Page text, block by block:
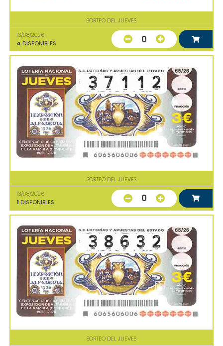
SORTEO DEL JUEVES
13/08/2026
4 DISPONIBLES 0
SORTEO DEL JUEVES
13/08/2026
1 DISPONIBLES 0
SORTEO DEL JUEVES